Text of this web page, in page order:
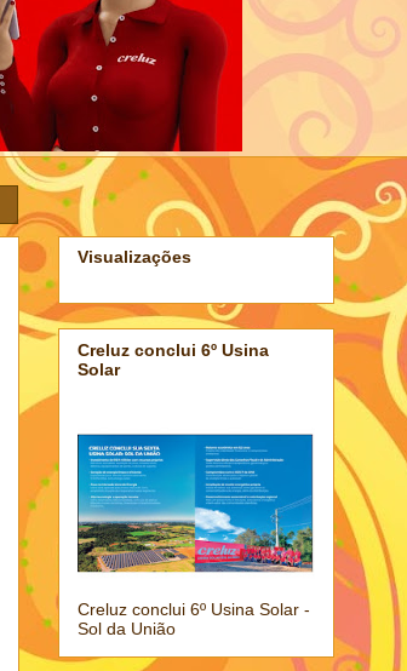
Visualizações
Creluz conclui 6º Usina
Solar
Creluz conclui 6º Usina Solar -
Sol da União